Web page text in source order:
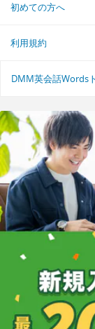
初めての方へ
利用規約
DMM英会話Words